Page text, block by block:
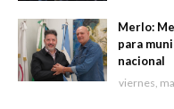
Merlo:
para
nacional
viernes,